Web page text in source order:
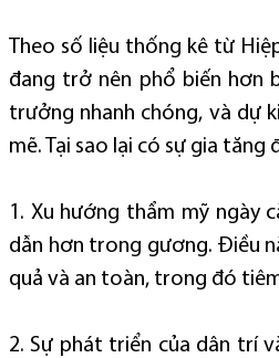
Theo số liệu thống kê từ
đang trở nên phổ biến hơn
trưởng nhanh chóng, và dự
mẽ. Tại sao lại có sự gia tăng
1. Xu hướng thẩm mỹ ngày
dẫn hơn trong gương. Điều
quả và an toàn, trong đó
2. Sự phát triển của dân trí